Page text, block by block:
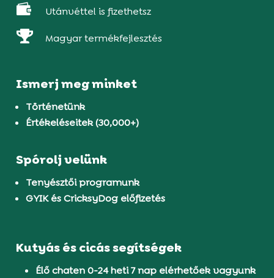
 Utánvéttel is fizethetsz
 Magyar termékfejlesztés
Ismerj meg minket
Történetünk
Értékeléseitek (30,000+)
Spórolj velünk
Tenyésztői programunk
GYIK és CricksyDog előfizetés
Kutyás és cicás segítségek
Élő chaten 0-24 heti 7 nap elérhetőek vagyunk